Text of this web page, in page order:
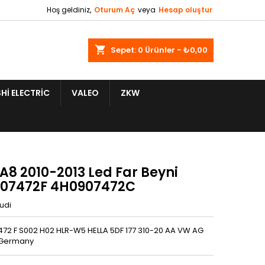
Hoş geldiniz, Oturum Aç veya Hesap oluştur
shopping_cart Sepet: 0 Ürünler - ₺0,00
ELECTRIC VALEO ZKW
2010-2013 Led Far Beyni
4H0907472C
F S002 H02 HLR-W5 HELLA 5DF 177 310-20 AA VW AG